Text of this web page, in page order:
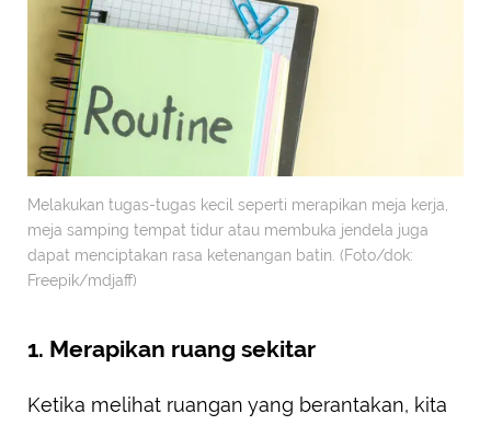
Melakukan tugas-tugas kecil seperti merapikan meja kerja,
meja samping tempat tidur atau membuka jendela juga
dapat menciptakan rasa ketenangan batin. (Foto/dok:
Freepik/mdjaff)
1. Merapikan ruang sekitar
Ketika melihat ruangan yang berantakan, kita